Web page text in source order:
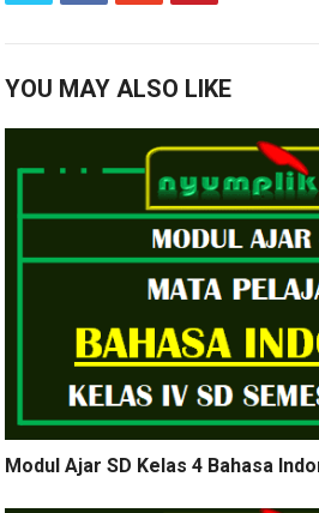
YOU MAY ALSO LIKE
Modul Ajar SD Kelas 4 Bahasa